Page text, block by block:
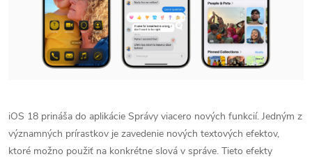
iOS 18 prináša do aplikácie Správy viacero nových funkcií. Jedným z
významných prírastkov je zavedenie nových textových efektov,
ktoré možno použiť na konkrétne slová v správe. Tieto efekty